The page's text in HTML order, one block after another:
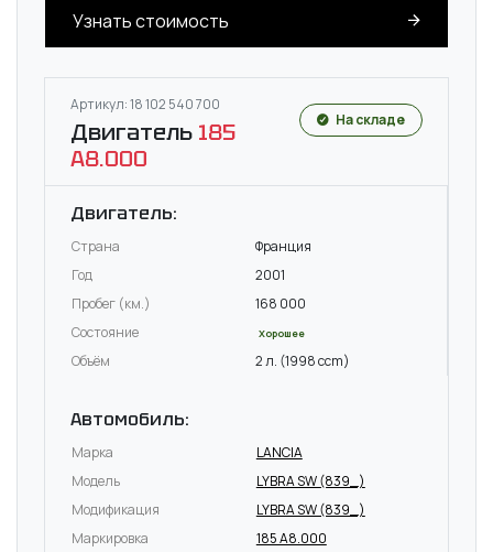
Узнать стоимость
Артикул: 18 102 540 700
Двигатель 185
A8.000
На складе
Двигатель:
Страна
Франция
Год
2001
Пробег (км.)
168 000
Состояние
Хорошее
Объём 2 л. (1998 ccm)
Автомобиль:
Марка
LANCIA
Модель
LYBRA SW (839_)
Модификация
LYBRA SW (839_)
Маркировка
185 A8.000